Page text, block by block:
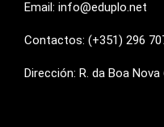
Email: info@eduplo.net
Contactos: (+351) 296
Dirección: R. da Boa